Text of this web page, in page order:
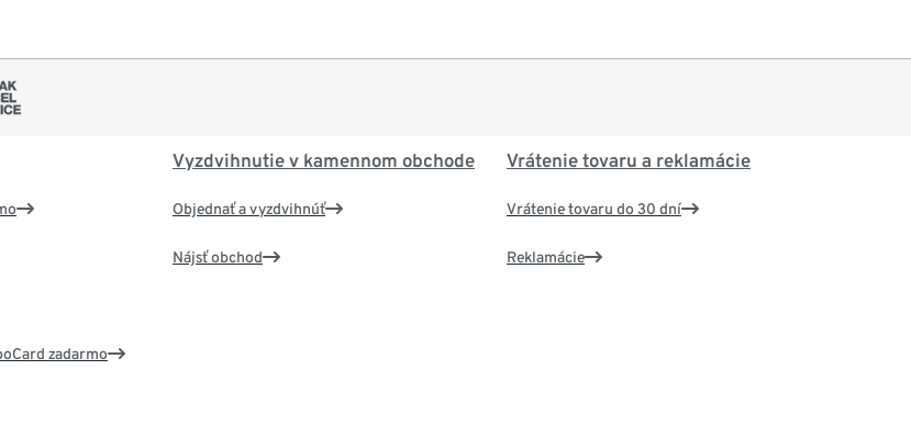
zadarmo
Vyzdvihnutie v kamennom obchode
Objednať a vyzdvihnúť
Nájsť obchod
Vrátenie tovaru a reklamácie
Vrátenie tovaru do 30 dní
Reklamácie